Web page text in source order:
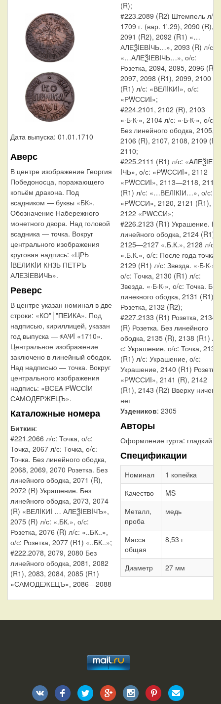
Дата выпуска: 01.01.1710
Аверс
В центре изображение Георгия
Победоносца, поражающего
копьём дракона. Под
всадником — буквы «БК».
Обозначение Набережного
монетного двора. Над головой
всадника — точка. Вокруг
центрального изображения
круговая надпись: «ЦРЬ
IВЕЛИКIИ КНЗЬ ПЕТРЪ
АЛЕЗIЕВИЧЬ».
Реверс
В центре указан номинал в две
строки: «КО"│"ПЕИКА». Под
надписью, кириллицей, указан
год выпуска — ҂АѰI «1710».
Центральное изображение
заключено в линейный ободок.
Над надписью — точка. Вокруг
центрального изображения
надпись: «ВСЕѦ РWССIИ
САМОДЕРЖЕЦЪ».
Каталожные номера
Биткин:
#221.2066 л/с: Точка, о/с:
Точка, 2067 л/с: Точка, о/с:
Точка. Без линейного ободка,
2068, 2069, 2070 Розетка. Без
линейного ободка, 2071 (R),
2072 (R) Украшение. Без
линейного ободка, 2073, 2074
(R) «ВЕЛIКИI … АЛЕѮIЕВIЧЪ»,
2075 (R) л/с: «.БК.», о/с:
Розетка, 2076 (R) л/с: «..БК..»,
о/с: Розетка, 2077 (R1) «..БК..»;
#222.2078, 2079, 2080 Без
линейного ободка, 2081, 2082
(R1), 2083, 2084, 2085 (R1)
«САМОДЕЖЕЦЪ», 2086—2088
(R);
#223.2089 (R2) Штемпель л/с
1709 г. (вар. 1'.29), 2090 (R),
2091 (R2), 2092 (R1) «…
АЛЕѮIЕВIЧЬ…», 2093 (R) л/с:
«…АЛЕѮIЕВIЧЬ…», о/с:
Розетка, 2094, 2095, 2096 (R),
2097, 2098 (R1), 2099, 2100
(R1) л/с: «ВЕЛIКИI», о/с:
«РWССИI»;
#224.2101, 2102 (R), 2103
«·Б·К·», 2104 л/с: «·Б·К·», о/с:
Без линейного ободка, 2105,
2106 (R), 2107, 2108, 2109 (R),
2110;
#225.2111 (R1) л/с: «АЛЕѮIЕ
IЧЬ», о/с: «РWССИI», 2112
«РWССИI», 2113—2118, 2119
(R1) л/с: «…ВЕЛIКIИ…», о/с:
«РWССИ», 2120, 2121 (R1),
2122 «РWССИ»;
#226.2123 (R1) Украшение.
линейного ободка, 2124 (R1),
2125—2127 «.Б.К.», 2128 л/с:
«.Б.К.», о/с: После года точка,
2129 (R1) л/с: Звезда. «·Б·К·»,
о/с: Точка, 2130 (R1) л/с:
Звезда. «·Б·К·», о/с: Точка. Без
линекного ободка, 2131 (R1)
Розетка, 2132 (R2);
#227.2133 (R1) Розетка, 2134
(R) Розетка. Без линейного
ободка, 2135 (R), 2138 (R1) л/
с: Украшение, о/с: Точка, 2139
(R1) л/с: Украшение, о/с:
Украшение, 2140 (R1) Розетка.
«РWССИI», 2141 (R), 2142
(R1), 2143 (R2) Вверху ничего
нет
Уздеников: 2305
Авторы
Оформление гурта: гладкий
Спецификации
Номинал
1 копейка
Качество
MS
Металл,
проба
медь
Масса
общая
8,53 г
Диаметр 27 мм